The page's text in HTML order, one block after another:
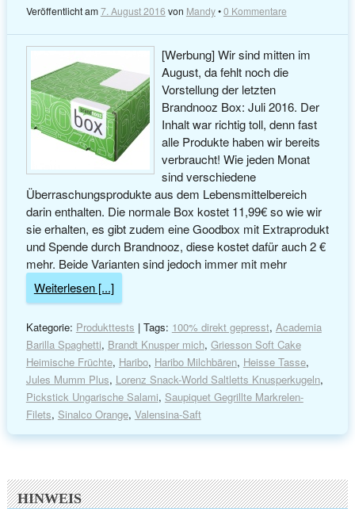
Veröffentlicht am7. August 2016 von Mandy•0 Kommentare
[Werbung] Wir sind mitten im
August, da fehlt noch die
Vorstellung der letzten
Brandnooz Box: Juli 2016. Der
Inhalt war richtig toll, denn fast
alle Produkte haben wir bereits
verbraucht! Wie jeden Monat
sind verschiedene
Überraschungsprodukte aus dem Lebensmittelbereich
darin enthalten. Die normale Box kostet 11,99€ so wie wir
sie erhalten, es gibt zudem eine Goodbox mit Extraprodukt
und Spende durch Brandnooz, diese kostet dafür auch 2 €
mehr. Beide Varianten sind jedoch immer mit mehr
Weiterlesen [...]
Kategorie: Produkttests | Tags: 100% direkt gepresst, Academia
Barilla Spaghetti, Brandt Knusper mich, Griesson Soft Cake
Heimische Früchte, Haribo, Haribo Milchbären, Heisse Tasse,
Jules Mumm Plus, Lorenz Snack-World Saltletts Knusperkugeln,
Pickstick Ungarische Salami, Saupiquet Gegrillte Markrelen-
Filets, Sinalco Orange, Valensina-Saft
HINWEIS